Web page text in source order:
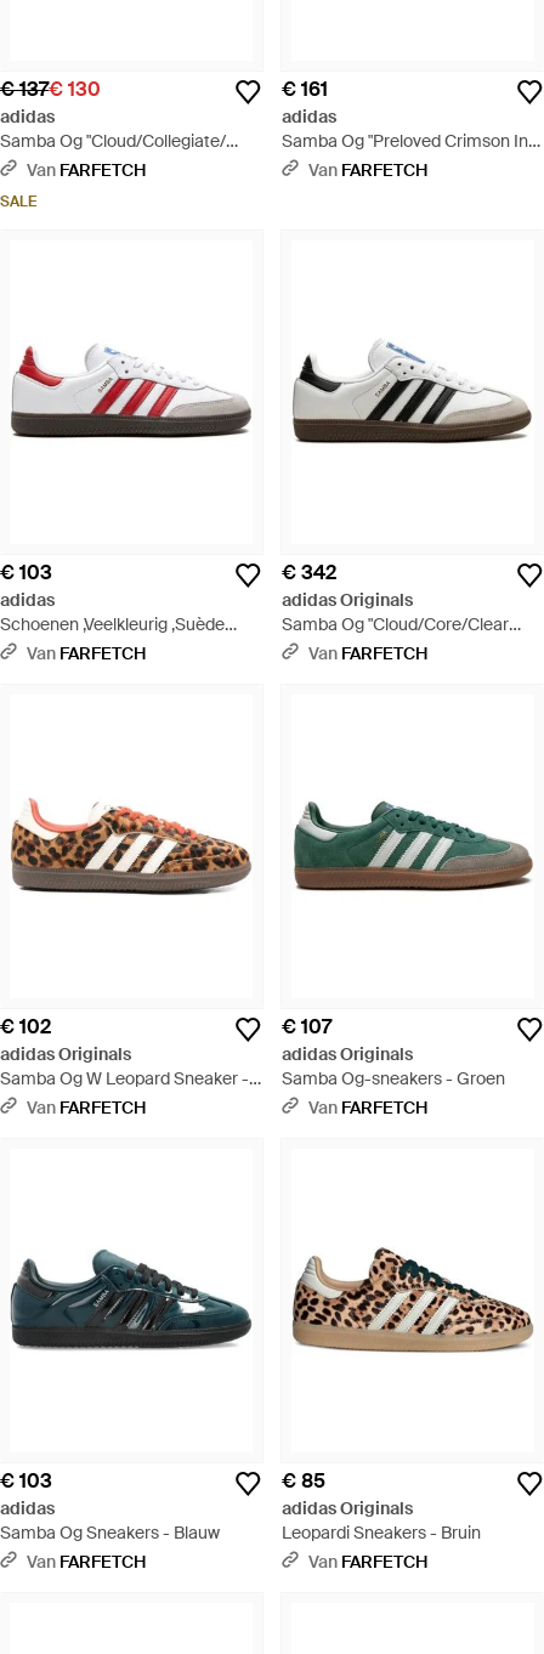
€ 137€ 130
adidas
Samba Og "Cloud/Collegiate/
Two/Gum" Sneakers - Wit
Van FARFETCH
SALE
€ 161
adidas
Samba Og "Preloved Crimson Ink"
Sneakers - Rood
Van FARFETCH
€ 103
adidas
Schoenen ,Veelkleurig ,Suède
Samba Og Wit Scharlaken
Van FARFETCH
€ 342
adidas Originals
Samba Og "Cloud/Core/Clear
Granite" Sneakers - Wit
Van FARFETCH
€ 102
adidas Originals
Samba Og W Leopard Sneaker -
BruinVan FARFETCH
€ 107
adidas Originals
Samba Og-sneakers - Groen
Van FARFETCH
€ 103
adidas
Samba Og Sneakers - Blauw
Van FARFETCH
€ 85
adidas Originals
Leopardi Sneakers - Bruin
Van FARFETCH